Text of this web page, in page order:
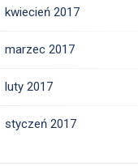
kwiecień 2017
marzec 2017
luty 2017
styczeń 2017